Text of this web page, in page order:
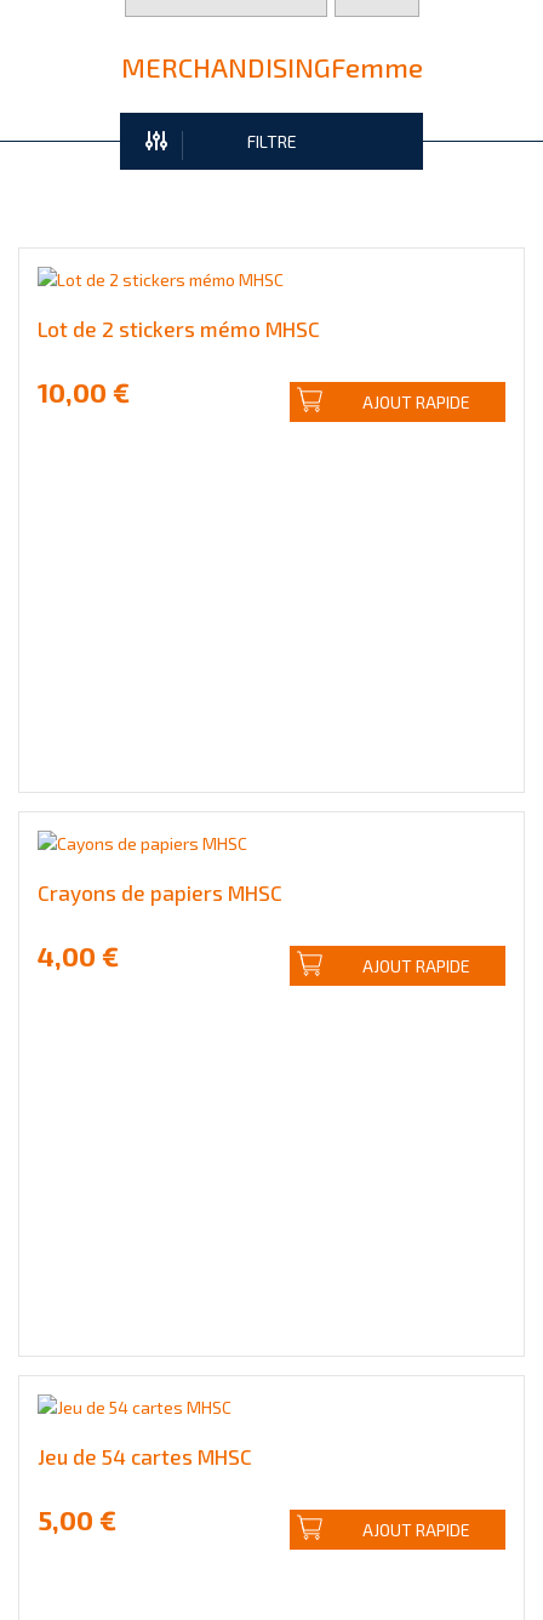
MERCHANDISINGFemme
FILTRE
Lot de 2 stickers mémo MHSC
10,00 € AJOUT RAPIDE
Crayons de papiers MHSC
4,00 € AJOUT RAPIDE
Jeu de 54 cartes MHSC
5,00 € AJOUT RAPIDE